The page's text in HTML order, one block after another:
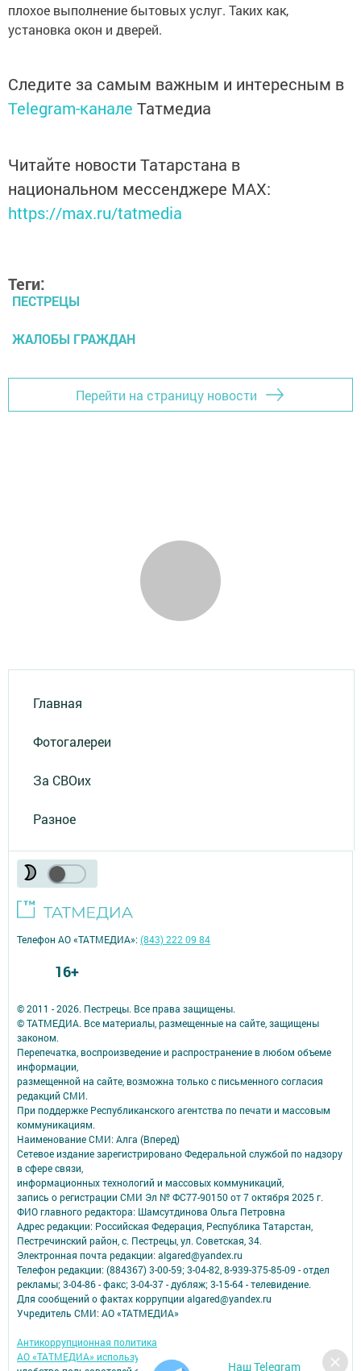
плохое выполнение бытовых услуг. Таких как,
установка окон и дверей.
Следите за самым важным и интересным в
Telegram-канале Татмедиа
Читайте новости Татарстана в
национальном мессенджере MАХ:
https://max.ru/tatmedia
Теги:
ПЕСТРЕЦЫ
ЖАЛОБЫ ГРАЖДАН
Перейти на страницу новости
Главная
Фотогалереи
За СВОих
Разное
Наш Telegram
© 2011 - 2026. Пестрецы. Все права защищены.
© ТАТМЕДИА. Все материалы, размещенные на сайте, защищены
законом.
Перепечатка, воспроизведение и распространение в любом объеме
информации,
размещенной на сайте, возможна только с письменного согласия
редакций СМИ.
При поддержке Республиканского агентства по печати и массовым
коммуникациям.
Наименование СМИ: Алга (Вперед)
Сетевое издание зарегистрировано Федеральной службой по надзору
в сфере связи,
информационных технологий и массовых коммуникаций,
запись о регистрации СМИ Эл № ФС77-90150 от 7 октября 2025 г.
ФИО главного редактора: Шамсутдинова Ольга Петровна
Адрес редакции: Российская Федерация, Республика Татарстан,
Пестречинский район, с. Пестрецы, ул. Советская, 34.
Электронная почта редакции: algared@yandex.ru
Телефон редакции: (884367) 3-00-59; 3-04-82, 8-939-375-85-09 - отдел
рекламы; 3-04-86 - факс; 3-04-37 - дубляж; 3-15-64 - телевидение.
Для сообщений о фактах коррупции algared@yandex.ru
Учредитель СМИ: АО «ТАТМЕДИА»
Антикоррупционная политика
АО «ТАТМЕДИА» использует «cookie»
для персонализации сервисов и
Телефон АО «ТАТМЕДИА»:(843) 222 09 84
16+